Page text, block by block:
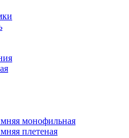
монофильная
плетеная